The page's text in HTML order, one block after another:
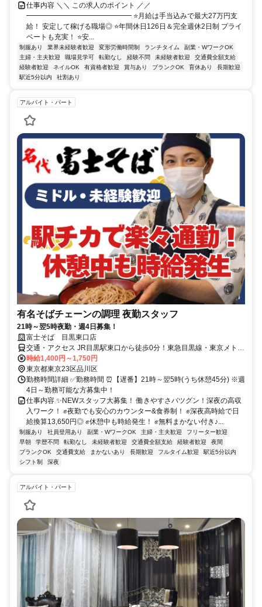
仕事内容 ＼＼ この求人のポイント ／／
━━━━━━━━━━━━━━━ ⭐月給は手当込みで最大27万円支
給！ 安定して稼げる職場◎ ⭐年間休日126日＆完全週休2日制 プライ
ベートも充実！ ⭐安...
制服あり 業界未経験者歓迎 変形労働時間制 ランチタイム
副業・WワークOK
主婦・主夫歓迎
職場見学可 転勤なし 経験不問 未経験者歓迎
交通費全額支給
経験者歓迎
ネイルOK 有資格者歓迎 賞与あり ブランクOK 育休あり
長期歓迎
駅近5分以内
社割あり
アルバイト・パート
有名そばチェーンの調理 夜勤スタッフ
21時～翌5時夜勤・週4日募集！
富士そば 目黒東口店
交通・アクセス JR目黒駅東口から徒歩0分！東急目黒線・東京メトロ
南北線・都営地下鉄三田線正面口より徒歩2分！
時給1,400円～1,750円
東京都東京23区品川区
勤務時間詳細 ✅勤務時間 ⏰【遅番】21時～翌5時(うち休憩45分) ※週
4日～勤務可能な方募集中！
仕事内容 ✨NEWスタッフ大募集！ 働きやすさバツグン！深夜の高収
入ワーク！ ✊夜勤でも安心のカウンター&食券制！ ✊深夜高時給で日
給換算13,650円◎ ✊休憩中も時給発生！ ✊無料まかない付き♪...
制服あり 社員登用あり 副業・WワークOK 主婦・主夫歓迎
フリーター歓迎
早朝
学歴不問 転勤なし 未経験者歓迎 交通費全額支給 経験者歓迎
夜間
ブランクOK
交通費支給 まかないあり 長期歓迎 フルタイム歓迎
駅近5分以内
シフト制
深夜
アルバイト・パート